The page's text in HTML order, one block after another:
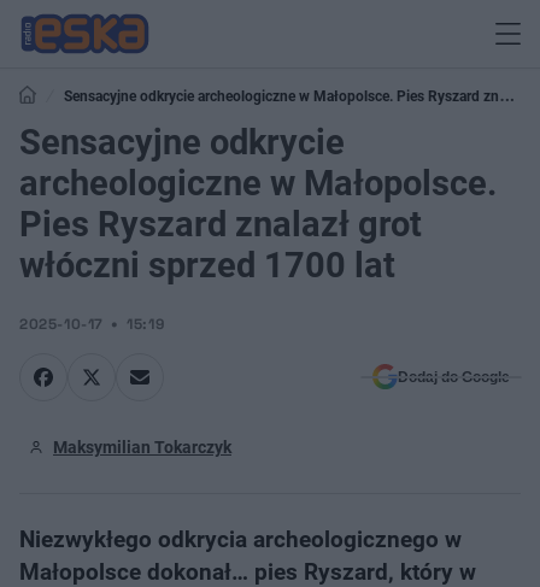
Sensacyjne odkrycie archeologiczne w Małopolsce. Pies Ryszard znalazł
grot włóczni sprzed 1700 lat
Sensacyjne odkrycie
archeologiczne w Małopolsce.
Pies Ryszard znalazł grot
włóczni sprzed 1700 lat
2025-10-17 15:19
Dodaj do Google
Maksymilian Tokarczyk
Niezwykłego odkrycia archeologicznego w
Małopolsce dokonał… pies Ryszard, który w